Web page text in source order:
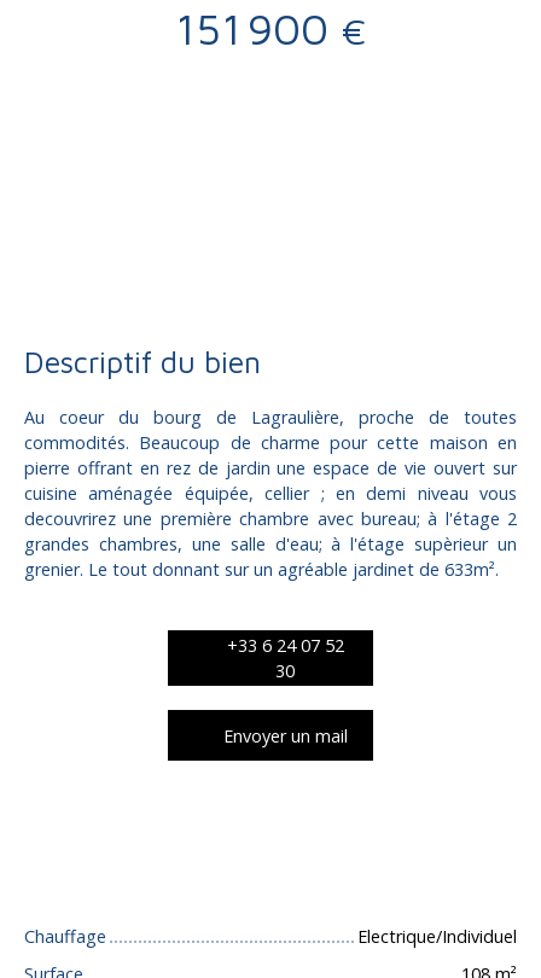
151 900 €
Descriptif du bien
Au coeur du bourg de Lagraulière, proche de toutes
commodités. Beaucoup de charme pour cette maison en
pierre offrant en rez de jardin une espace de vie ouvert sur
cuisine aménagée équipée, cellier ; en demi niveau vous
decouvrirez une première chambre avec bureau; à l'étage 2
grandes chambres, une salle d'eau; à l'étage supèrieur un
grenier. Le tout donnant sur un agréable jardinet de 633m².
+33 6 24 07 52
30
Envoyer un mail
Chauffage
Electrique/Individuel